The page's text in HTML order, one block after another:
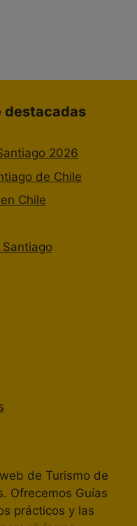
destacadas
2026
de Chile
Chile
de Turismo de
Ofrecemos Guías
prácticos y las